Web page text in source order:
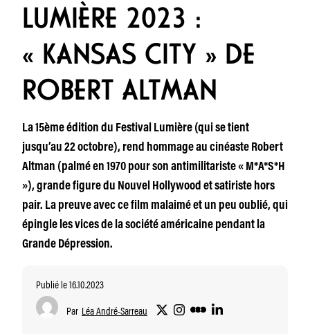
LUMIÈRE 2023 :
« KANSAS CITY » DE
ROBERT ALTMAN
La 15ème édition du Festival Lumière (qui se tient
jusqu’au 22 octobre), rend hommage au cinéaste Robert
Altman (palmé en 1970 pour son antimilitariste « M*A*S*H
»), grande figure du Nouvel Hollywood et satiriste hors
pair. La preuve avec ce film malaimé et un peu oublié, qui
épingle les vices de la société américaine pendant la
Grande Dépression.
Publié le 16.10.2023
Par Léa André-Sarreau